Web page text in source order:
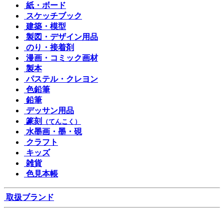
紙・ボード
スケッチブック
建築・模型
製図・デザイン用品
のり・接着剤
漫画・コミック画材
製本
パステル・クレヨン
色鉛筆
鉛筆
デッサン用品
篆刻
（てんこく）
水墨画・墨・硯
クラフト
キッズ
雑貨
色見本帳
取扱ブランド